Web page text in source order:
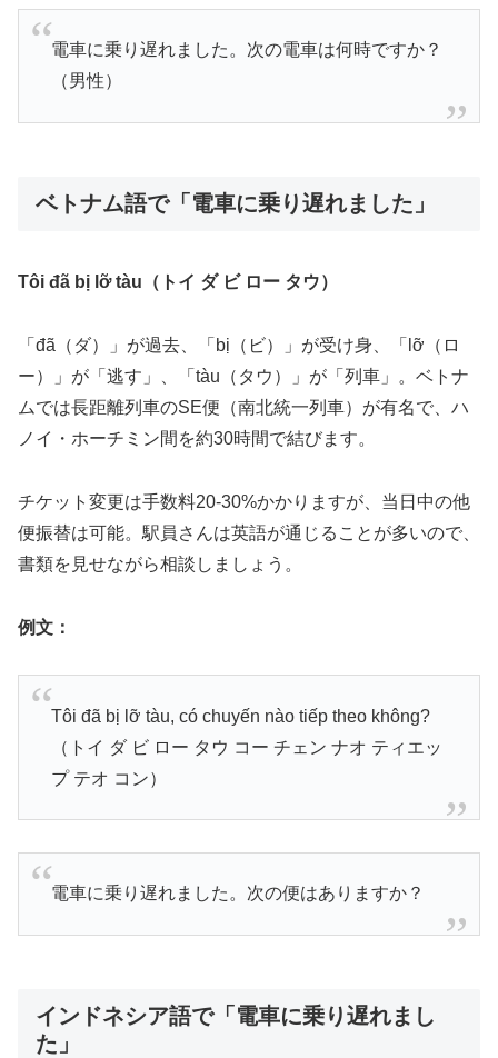
電車に乗り遅れました。次の電車は何時ですか？
（男性）
ベトナム語で「電車に乗り遅れました」
Tôi đã bị lỡ tàu（トイ ダ ビ ロー タウ）
「đã（ダ）」が過去、「bị（ビ）」が受け身、「lỡ（ロ
ー）」が「逃す」、「tàu（タウ）」が「列車」。ベトナ
ムでは長距離列車のSE便（南北統一列車）が有名で、ハ
ノイ・ホーチミン間を約30時間で結びます。
チケット変更は手数料20-30%かかりますが、当日中の他
便振替は可能。駅員さんは英語が通じることが多いので、
書類を見せながら相談しましょう。
例文：
Tôi đã bị lỡ tàu, có chuyến nào tiếp theo không?
（トイ ダ ビ ロー タウ コー チェン ナオ ティエッ
プ テオ コン）
電車に乗り遅れました。次の便はありますか？
インドネシア語で「電車に乗り遅れまし
た」